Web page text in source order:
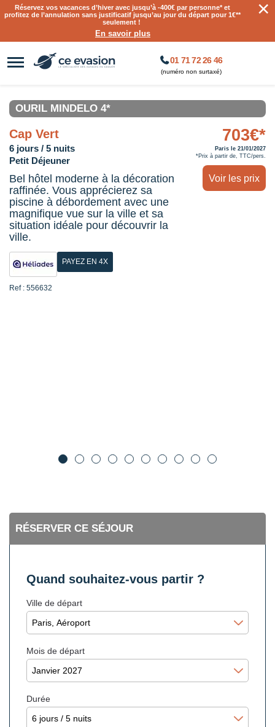
Réservez vos vacances d’hiver avec jusqu’à-400€ par personne* et
profitez de l’annulation sans justificatif jusqu’au jour du départ pour 1€**
seulement !
En savoir plus
×
01 71 72 26 46
(numéro non surtaxé)
OURIL MINDELO 4*
Cap Vert
6 jours / 5 nuits
Petit Déjeuner
Bel hôtel moderne à la décoration
raffinée. Vous apprécierez sa
piscine à débordement avec une
magnifique vue sur la ville et sa
situation idéale pour découvrir la
ville.
PAYEZ EN 4X
Ref : 556632
703€*
Paris le 21/01/2027
*Prix à partir de, TTC/pers.
Voir les prix
RÉSERVER CE SÉJOUR
Quand souhaitez-vous partir ?
Ville de départ
Mois de départ
Durée